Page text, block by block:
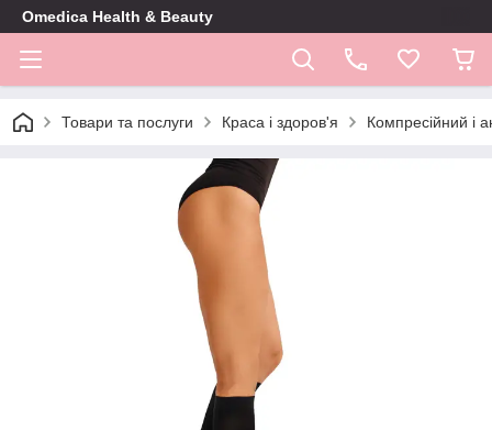
Omedica Health & Beauty
Товари та послуги Краса і здоров'я Компресійний і